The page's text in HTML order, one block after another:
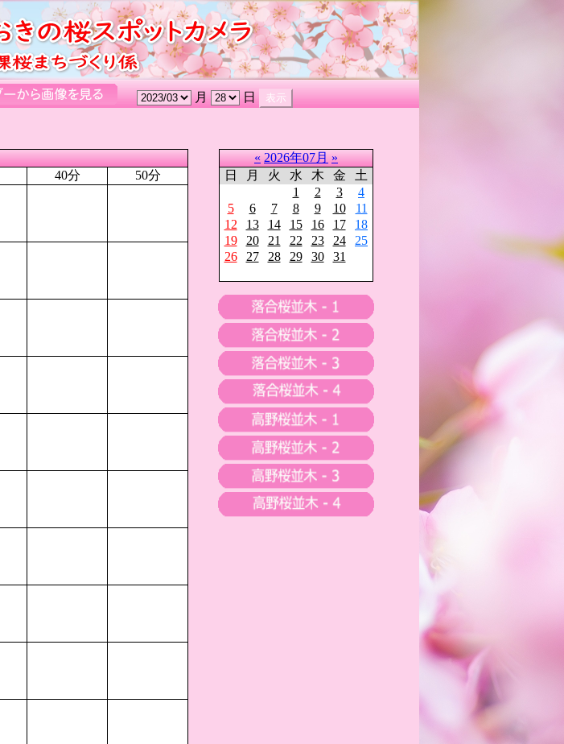
月 日
40分 50分
« 2026年07月 »
日
月 火 水 木 金
土
1
2 3
4
5
6 7 8 9 10
11
12
13 14 15 16 17
18
19
20 21 22 23 24
25
26
27 28 29 30 31